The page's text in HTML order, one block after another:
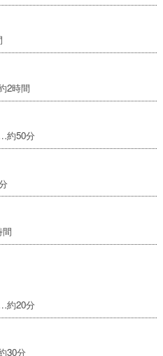
2時間
約50分
約20分
30分